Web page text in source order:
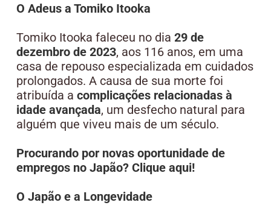
O Adeus a Tomiko Itooka
Tomiko Itooka faleceu no dia 29 de
dezembro de 2023, aos 116 anos, em uma
casa de repouso especializada em cuidados
prolongados. A causa de sua morte foi
atribuída a complicações relacionadas à
idade avançada, um desfecho natural para
alguém que viveu mais de um século.
Procurando por novas oportunidade de
empregos no Japão? Clique aqui!
O Japão e a Longevidade